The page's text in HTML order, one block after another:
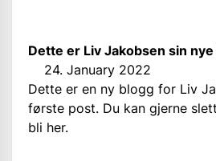
Dette er Liv Jakobsen sin
24. January 2022
Dette er en ny blogg for Liv
første post. Du kan gjerne
bli her.